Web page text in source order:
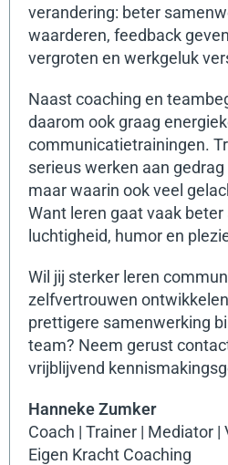
verandering: beter
waarderen, feedback
vergroten en werkgeluk
Naast coaching en
daarom ook graag
communicatietrainingen.
serieus werken aan
maar waarin ook veel
Want leren gaat vaak
luchtigheid, humor en
Wil jij sterker leren
zelfvertrouwen
prettigere samenwerking
team? Neem gerust
vrijblijvend
Hanneke Zumker
Coach | Trainer | Mediator
Eigen Kracht Coaching